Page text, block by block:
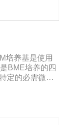
培养基是使用
BME培养的四
定的必需微量
培养基葡萄糖的
胎细胞。如今
胞和鸡细胞的